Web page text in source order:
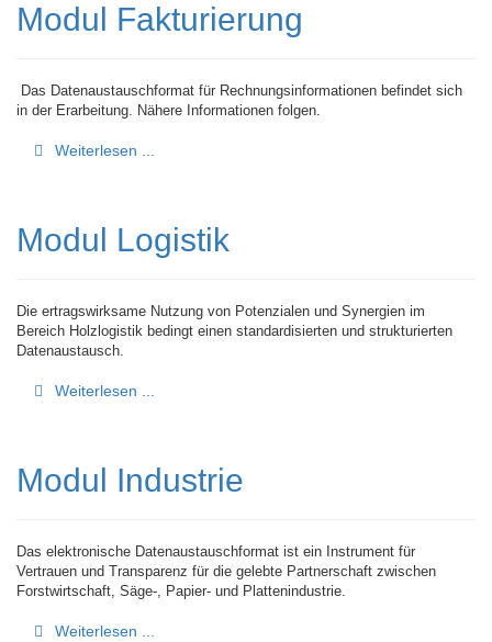
Modul Fakturierung
Das Datenaustauschformat für Rechnungsinformationen befindet sich
in der Erarbeitung. Nähere Informationen folgen.
Weiterlesen ...
Modul Logistik
Die ertragswirksame Nutzung von Potenzialen und Synergien im
Bereich Holzlogistik bedingt einen standardisierten und strukturierten
Datenaustausch.
Weiterlesen ...
Modul Industrie
Das elektronische Datenaustauschformat ist ein Instrument für
Vertrauen und Transparenz für die gelebte Partnerschaft zwischen
Forstwirtschaft, Säge-, Papier- und Plattenindustrie.
Weiterlesen ...